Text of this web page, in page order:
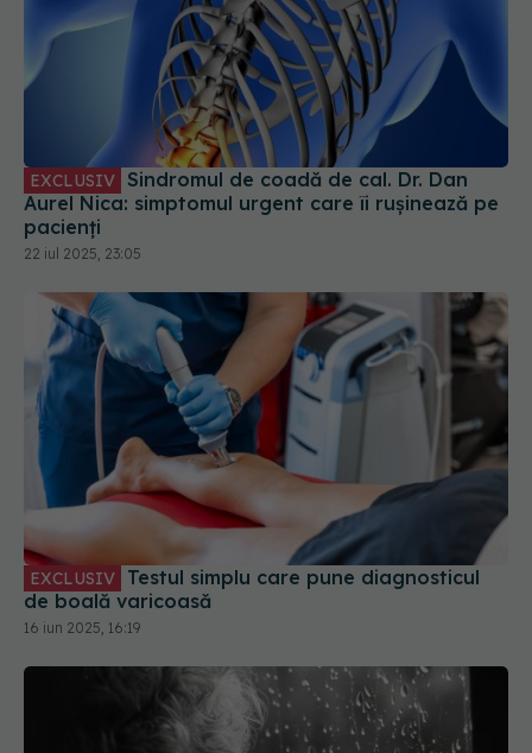
EXCLUSIV
Aurel Nica: simptomul urgent care îi rușinează pe
pacienți
22 iul 2025, 23:05
EXCLUSIV
de boală varicoasă
16 iun 2025, 16:19